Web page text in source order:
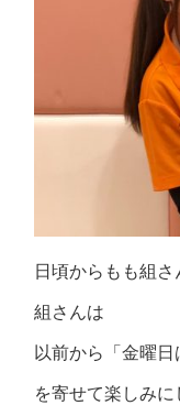
日頃からもも組
組さんは
以前から「金曜
を寄せて楽しみに